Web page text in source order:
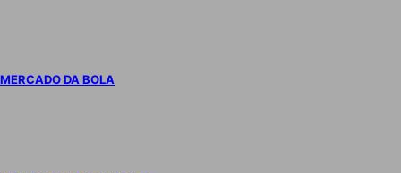
MERCADO DA BOLA